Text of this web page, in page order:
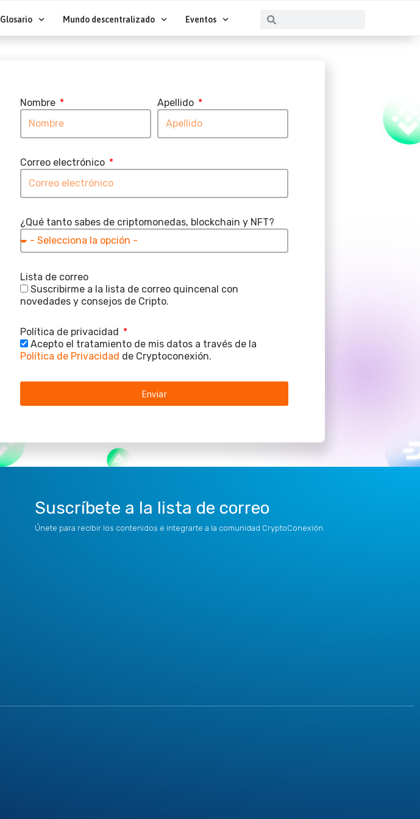
Glosario Mundo descentralizado Eventos Buscar
Nombre Apellido
Correo electrónico
¿Qué tanto sabes de criptomonedas, blockchain y NFT?
Lista de correo
Suscribirme a la lista de correo quincenal con
novedades y consejos de Cripto.
Política de privacidad
Acepto el tratamiento de mis datos a través de la
Política de Privacidad de Cryptoconexión.
Enviar
Suscríbete a la lista de correo
Únete para recibir los contenidos e integrarte a la comunidad CryptoConexión.